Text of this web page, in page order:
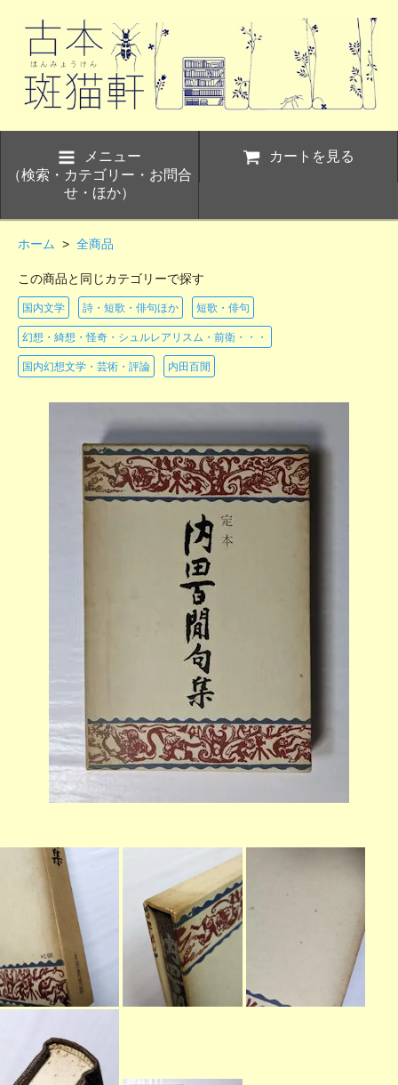
メニュー
（検索・カテゴリー・お問合
せ・ほか）
カートを見る
ホーム > 全商品
この商品と同じカテゴリーで探す
国内文学 詩・短歌・俳句ほか 短歌・俳句
幻想・綺想・怪奇・シュルレアリスム・前衛・・・
国内幻想文学・芸術・評論 内田百閒